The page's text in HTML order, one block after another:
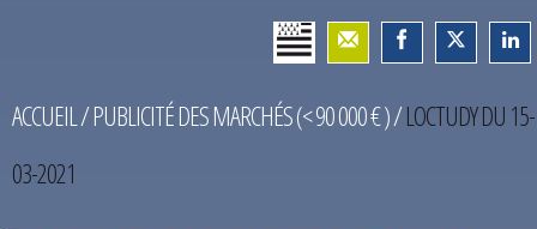
ACCUEIL/PUBLICITÉ DES MARCHÉS (< 90 000 € )/LOCTUDY DU 15-
03-2021